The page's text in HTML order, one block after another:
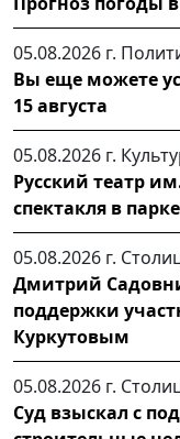
05.08.2026 г.
Вы еще можете
15 августа
05.08.2026 г.
Русский театр
спектакля в
05.08.2026 г.
Дмитрий
поддержки
Куркутовым
05.08.2026 г.
Суд взыскал с